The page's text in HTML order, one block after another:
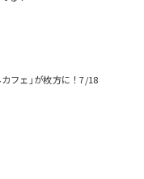
フェ｣が枚方に！7/18